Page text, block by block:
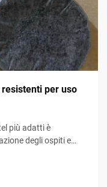
per uso
più adatti è
degli ospiti e
devono fare i